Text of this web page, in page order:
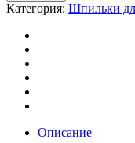
Категория: Шпильки
Описание